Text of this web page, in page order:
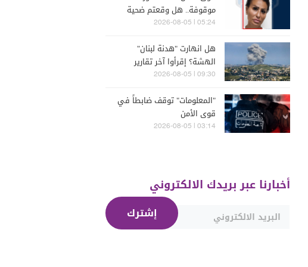
موقوفة.. هل وقعتم ضحية
أعمالها؟
05:24 | 2026-08-05
هل انهارت "هدنة لبنان"
الهشة؟ إقرأوا آخر تقارير
إسرائيلية
09:30 | 2026-08-05
"المعلومات" توقف ضابطاً في
قوى الأمن
03:14 | 2026-08-05
أخبارنا عبر بريدك الالكتروني
إشترك